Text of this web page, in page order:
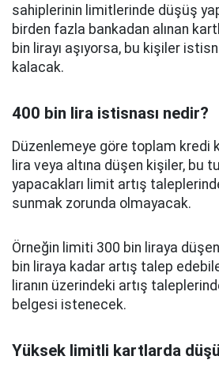
sahiplerinin limitlerinde düşüş
birden fazla bankadan alınan
bin lirayı aşıyorsa, bu kişiler
kalacak.
400 bin lira istisnası nedir?
Düzenlemeye göre toplam kredi
lira veya altına düşen kişiler, bu
yapacakları limit artış
sunmak zorunda olmayacak.
Örneğin limiti 300 bin liraya
bin liraya kadar artış talep
liranın üzerindeki artış
belgesi istenecek.
Yüksek limitli kartlarda